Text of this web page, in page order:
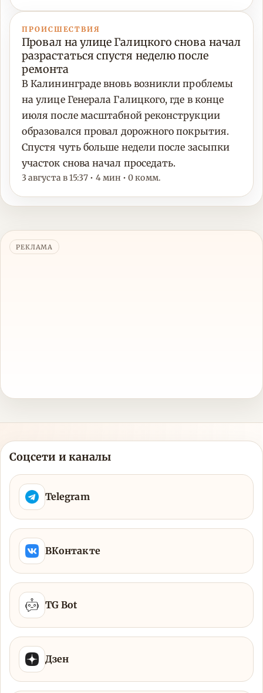
ПРОИСШЕСТВИЯ
Провал на улице Галицкого снова начал
разрастаться спустя неделю после
ремонта
В Калининграде вновь возникли проблемы
на улице Генерала Галицкого, где в конце
июля после масштабной реконструкции
образовался провал дорожного покрытия.
Спустя чуть больше недели после засыпки
участок снова начал проседать.
3 августа в 15:37 • 4 мин • 0 комм.
РЕКЛАМА
Соцсети и каналы
Telegram
ВКонтакте
TG Bot
Дзен